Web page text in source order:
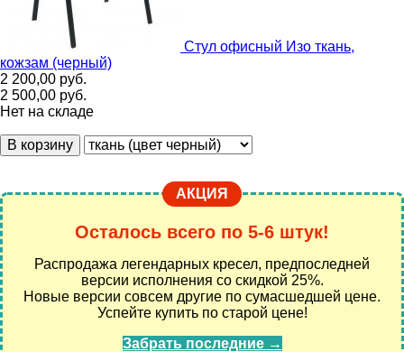
Стул офисный Изо ткань,
кожзам (черный)
2 200,00 руб.
2 500,00 руб.
Нет на складе
В корзину
АКЦИЯ
Осталось всего по 5-6 штук!
Распродажа легендарных кресел, предпоследней
версии исполнения со скидкой 25%.
Новые версии совсем другие по сумасшедшей цене.
Успейте купить по старой цене!
Забрать последние →